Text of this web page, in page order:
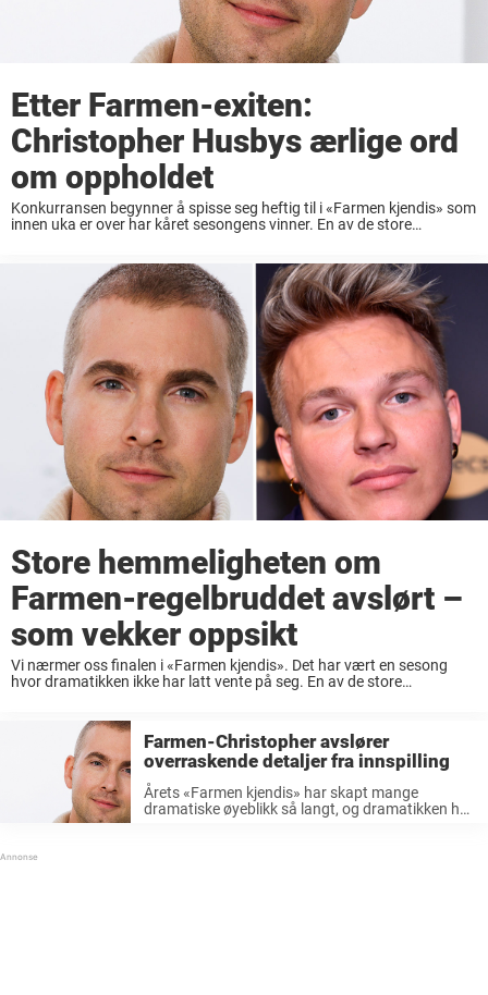
Etter Farmen-exiten:
Christopher Husbys ærlige ord
om oppholdet
Konkurransen begynner å spisse seg heftig til i «Farmen kjendis» som
innen uka er over har kåret sesongens vinner. En av de store
Store hemmeligheten om
Farmen-regelbruddet avslørt –
som vekker oppsikt
Vi nærmer oss finalen i «Farmen kjendis». Det har vært en sesong
hvor dramatikken ikke har latt vente på seg. En av de store
Farmen-Christopher avslører
overraskende detaljer fra innspilling
Årets «Farmen kjendis» har skapt mange
dramatiske øyeblikk så langt, og dramatikken har